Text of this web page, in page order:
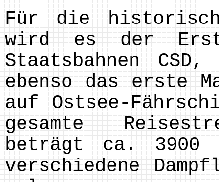
Für die
wird es der
Staatsbahnen
ebenso das erste
auf Ostsee-
gesamte
beträgt ca. 3900
verschiedene